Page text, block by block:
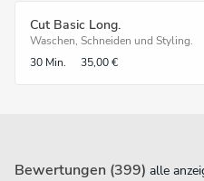
Cut Basic Long.
Waschen, Schneiden und Styling.
30 Min.
35,00 €
Bewertungen (399) alle